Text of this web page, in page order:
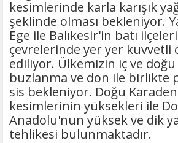
kesimlerinde karla karışık
şeklinde olması bekleniyor.
Ege ile Balıkesir'in batı
çevrelerinde yer yer kuvvetli
ediliyor. Ülkemizin iç ve
buzlanma ve don ile birlikte
sis bekleniyor. Doğu
kesimlerinin yüksekleri ile
Anadolu'nun yüksek ve dik
tehlikesi bulunmaktadır.